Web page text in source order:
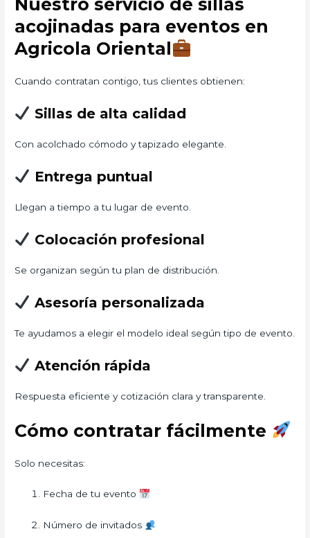
Nuestro servicio de sillas
acojinadas para eventos en
Agricola Oriental
Cuando contratan contigo, tus clientes obtienen:
Sillas de alta calidad
Con acolchado cómodo y tapizado elegante.
Entrega puntual
Llegan a tiempo a tu lugar de evento.
Colocación profesional
Se organizan según tu plan de distribución.
Asesoría personalizada
Te ayudamos a elegir el modelo ideal según tipo de evento.
Atención rápida
Respuesta eficiente y cotización clara y transparente.
Cómo contratar fácilmente
Solo necesitas:
Fecha de tu evento
Número de invitados